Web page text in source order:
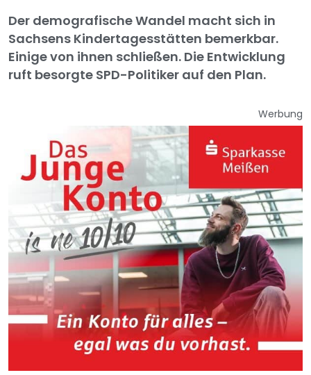
Der demografische Wandel macht sich in
Sachsens Kindertagesstätten bemerkbar.
Einige von ihnen schließen. Die Entwicklung
ruft besorgte SPD-Politiker auf den Plan.
Werbung